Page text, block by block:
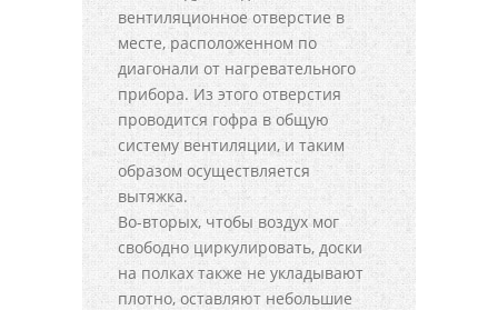
вентиляционное отверстие в
месте, расположенном по
диагонали от нагревательного
прибора. Из этого отверстия
проводится гофра в общую
систему вентиляции, и таким
образом осуществляется
вытяжка.
Во-вторых, чтобы воздух мог
свободно циркулировать, доски
на полках также не укладывают
плотно, оставляют небольшие